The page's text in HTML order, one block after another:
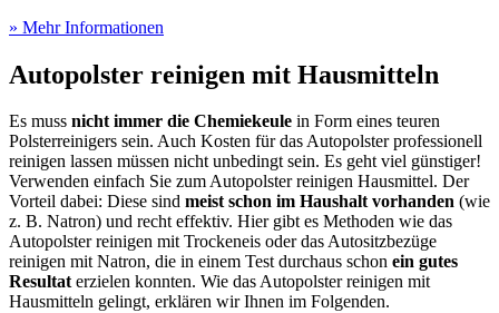
» Mehr Informationen
Autopolster reinigen mit Hausmitteln
Es muss nicht immer die Chemiekeule in Form eines teuren
Polsterreinigers sein. Auch Kosten für das Autopolster professionell
reinigen lassen müssen nicht unbedingt sein. Es geht viel günstiger!
Verwenden einfach Sie zum Autopolster reinigen Hausmittel. Der
Vorteil dabei: Diese sind meist schon im Haushalt vorhanden (wie
z. B. Natron) und recht effektiv. Hier gibt es Methoden wie das
Autopolster reinigen mit Trockeneis oder das Autositzbezüge
reinigen mit Natron, die in einem Testdurchaus schon ein gutes
Resultaterzielen konnten. Wie das Autopolster reinigen mit
Hausmitteln gelingt, erklären wir Ihnen im Folgenden.